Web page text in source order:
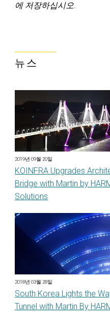
에 저장하십시오.
뉴스
2019년 09월 20일
KOINFRA Upgrades
Bridge with Martin by
Solutions
2018년 03월 28일
South Korea Lights the
Tunnel with Martin By